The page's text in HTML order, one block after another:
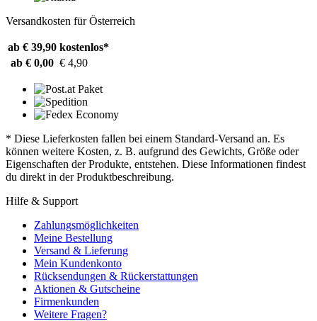
Versandkosten für Österreich
ab € 39,90 kostenlos*
ab € 0,00 € 4,90
* Diese Lieferkosten fallen bei einem Standard-Versand an. Es
können weitere Kosten, z. B. aufgrund des Gewichts, Größe oder
Eigenschaften der Produkte, entstehen. Diese Informationen findest
du direkt in der Produktbeschreibung.
Hilfe & Support
Zahlungsmöglichkeiten
Meine Bestellung
Versand & Lieferung
Mein Kundenkonto
Rücksendungen & Rückerstattungen
Aktionen & Gutscheine
Firmenkunden
Weitere Fragen?